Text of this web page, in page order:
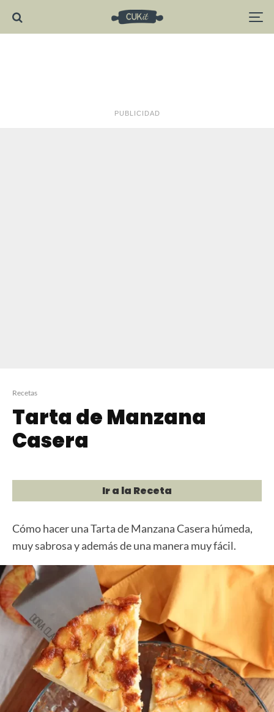
PUBLICIDAD
Recetas
Tarta de Manzana
Casera
Ir a la Receta
Cómo hacer una Tarta de Manzana Casera húmeda,
muy sabrosa y además de una manera muy fácil.